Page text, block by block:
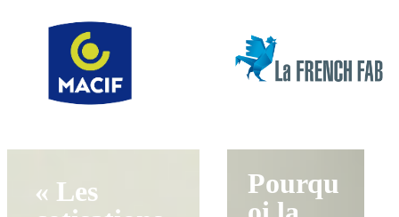
« Les
Pourqu